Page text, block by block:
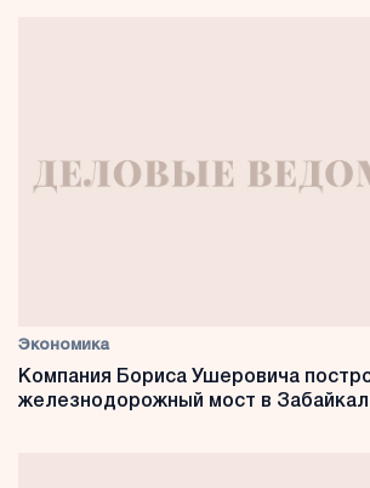
Экономика
Компания Бориса Ушеровича
железнодорожный мост в